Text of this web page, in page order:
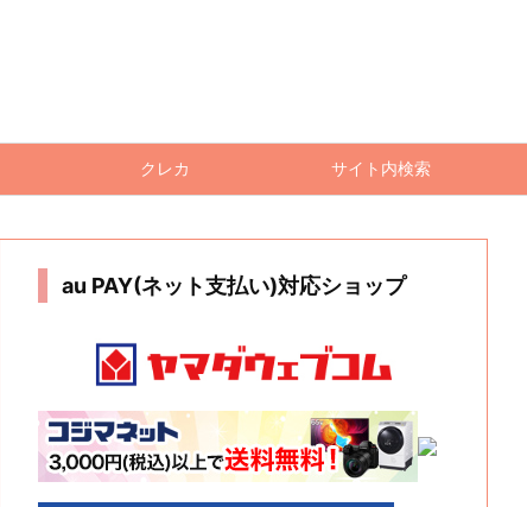
クレカ サイト内検索
au PAY(ネット支払い)対応ショップ